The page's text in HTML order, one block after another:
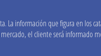
información que figura en los
mercado, el cliente será informado